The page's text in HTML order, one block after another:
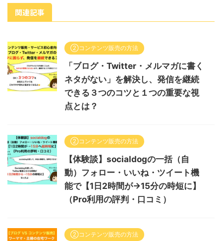
関連記事
②コンテンツ販売の方法
「ブログ・Twitter・メルマガに書く
ネタがない」を解決し、発信を継続
できる３つのコツと１つの重要な視
点とは？
②コンテンツ販売の方法
【体験談】socialdogの一括（自
動）フォロー・いいね・ツイート機
能で【1日2時間が→15分の時短に】
（Pro利用の評判・口コミ）
②コンテンツ販売の方法